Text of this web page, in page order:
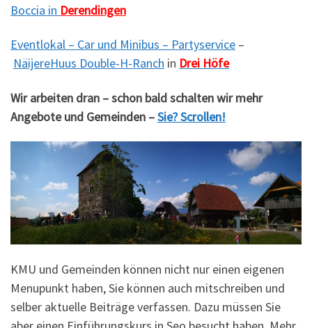
Boccia in Derendingen
Eventlokal – Car und Minibus – Partyservice –
NäijereHuus Double-H-Ranch in Drei Höfe
Wir arbeiten dran – schon bald schalten wir mehr
Angebote und Gemeinden –Sie? Scrollen!
KMU und Gemeinden können nicht nur einen eigenen
Menupunkt haben, Sie können auch mitschreiben und
selber aktuelle Beiträge verfassen. Dazu müssen Sie